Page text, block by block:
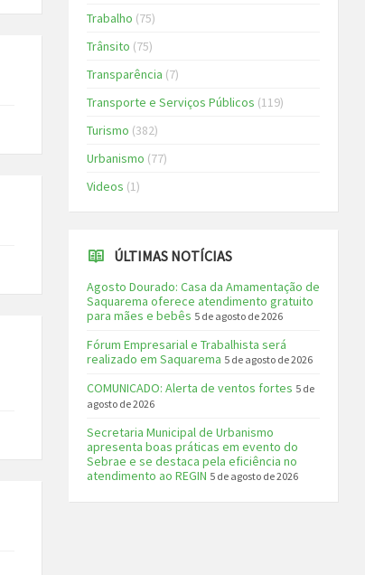
Trabalho (75)
Trânsito (75)
Transparência (7)
Transporte e Serviços Públicos (119)
Turismo (382)
Urbanismo (77)
Videos (1)
ÚLTIMAS NOTÍCIAS
Agosto Dourado: Casa da Amamentação de
Saquarema oferece atendimento gratuito
para mães e bebês 5 de agosto de 2026
Fórum Empresarial e Trabalhista será
realizado em Saquarema 5 de agosto de 2026
COMUNICADO: Alerta de ventos fortes 5 de
agosto de 2026
Secretaria Municipal de Urbanismo
apresenta boas práticas em evento do
Sebrae e se destaca pela eficiência no
atendimento ao REGIN 5 de agosto de 2026